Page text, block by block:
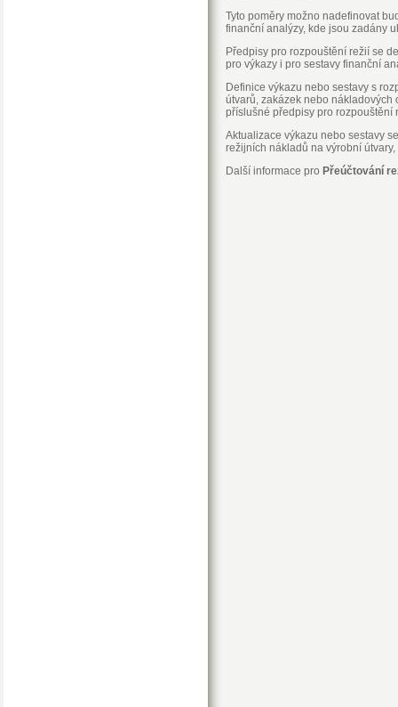
Tyto poměry možno nadefinovat
finanční analýzy, kde jsou zadány
Předpisy pro rozpouštění režií se
pro výkazy i pro sestavy finanční
Definice výkazu nebo sestavy s
útvarů, zakázek nebo nákladových
příslušné předpisy pro rozpouštění
Aktualizace výkazu nebo sestavy
režijních nákladů na výrobní
Další informace pro Přeúčtování